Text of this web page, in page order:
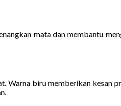
mata dan membantu
biru memberikan kesan